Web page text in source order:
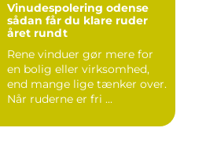
Vinudespolering odense
sådan får du klare ruder
året rundt
Rene vinduer gør mere for
en bolig eller virksomhed,
end mange lige tænker over.
Når ruderne er fri ...